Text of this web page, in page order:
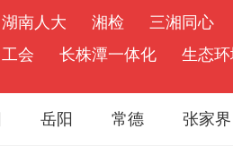
湖南人大 湘检 三湘同心
工会
长株潭一体化 生态
岳阳 常德 张家界